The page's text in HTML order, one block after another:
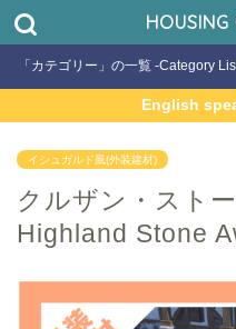
「カテゴリー」の一覧 -Category
English
イシュガルド風(外装建材)
クルザン・スト
Highland Stone